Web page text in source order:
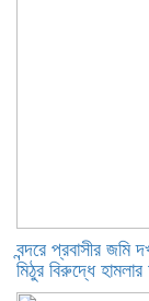
বন্দরে প্রবাসীর জমি
মিঠুর বিরুদ্ধে